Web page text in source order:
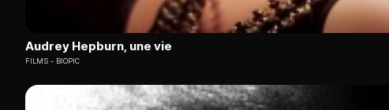
Audrey Hepburn, une vie
FILMS BIOPIC